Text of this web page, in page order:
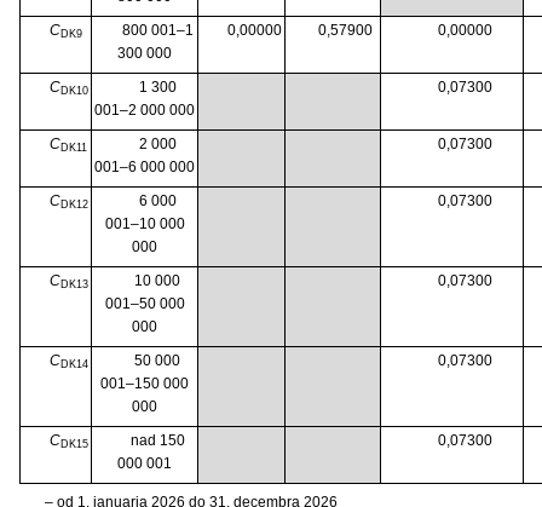
CDK9
800 001–1
300 000
0,00000 0,57900 0,00000
CDK10
1 300
001–2 000 000
0,07300
CDK11
2 000
001–6 000 000
0,07300
CDK12
6 000
001–10 000
000
0,07300
CDK13
10 000
001–50 000
000
0,07300
CDK14
50 000
001–150 000
000
0,07300
CDK15
nad 150
000 001
0,07300
– od 1. januarja 2026 do 31. decembra 2026